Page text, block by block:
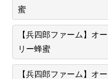
蜜
【兵四郎ファーム】オ
リー蜂蜜
【兵四郎ファーム】オ